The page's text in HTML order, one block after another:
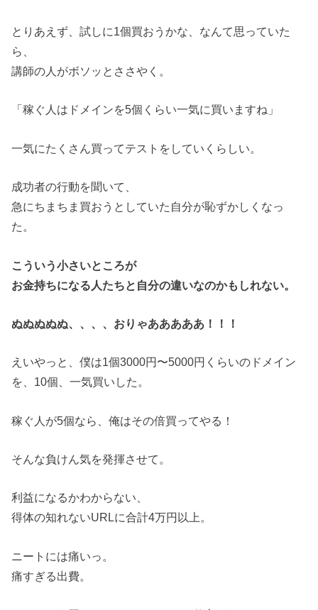
とりあえず、試しに1個買おうかな、なんて思っていた
ら、
講師の人がボソッとささやく。
「稼ぐ人はドメインを5個くらい一気に買いますね」
一気にたくさん買ってテストをしていくらしい。
成功者の行動を聞いて、
急にちまちま買おうとしていた自分が恥ずかしくなっ
た。
こういう小さいところが
お金持ちになる人たちと自分の違いなのかもしれない。
ぬぬぬぬぬ、、、、 おりゃあああああ！！！
えいやっと、僕は1個3000円〜5000円くらいのドメイン
を、10個、一気買いした。
稼ぐ人が5個なら、俺はその倍買ってやる！
そんな負けん気を発揮させて。
利益になるかわからない、
得体の知れないURLに合計4万円以上。
ニートには痛いっ。
痛すぎる出費。